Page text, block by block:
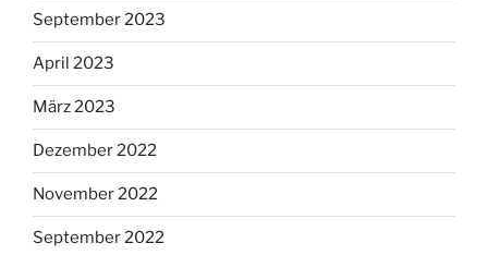
September 2023
April 2023
März 2023
Dezember 2022
November 2022
September 2022